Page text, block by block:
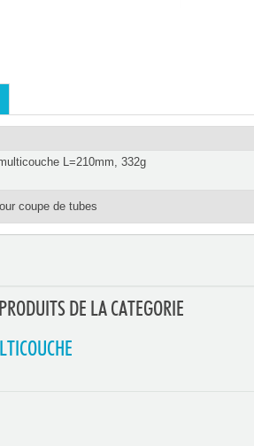
L=210mm, 332g
coupe de tubes
DE LA CATEGORIE